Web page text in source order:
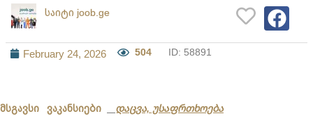
საიტი joob.ge
February 24, 2026 504 ID: 58891
მსგავსი ვაკანსიები დაცვა, უსაფრთხოება